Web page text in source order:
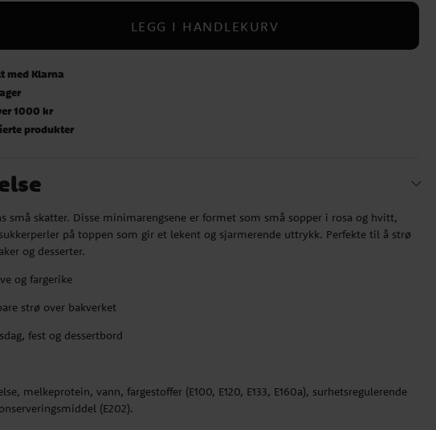
LEGG I HANDLEKURV
med Klarna
1000 kr
produkter
små skatter. Disse minimarengsene er formet som små sopper i rosa og hvitt,
på toppen som gir et lekent og sjarmerende uttrykk. Perfekte til å strø
og desserter.
og fargerike
strø over bakverket
fest og dessertbord
melkeprotein, vann, fargestoffer (E100, E120, E133, E160a), surhetsregulerende
(E202).